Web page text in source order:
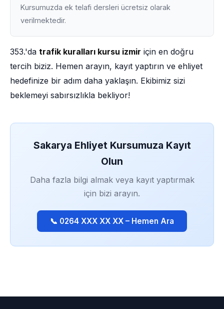
Kursumuzda ek telafi dersleri ücretsiz olarak
verilmektedir.
353.'da trafik kuralları kursu izmir için en doğru
tercih biziz. Hemen arayın, kayıt yaptırın ve ehliyet
hedefinize bir adım daha yaklaşın. Ekibimiz sizi
beklemeyi sabırsızlıkla bekliyor!
Sakarya Ehliyet Kursumuza Kayıt
Olun
Daha fazla bilgi almak veya kayıt yaptırmak
için bizi arayın.
📞 0264 XXX XX XX – Hemen Ara